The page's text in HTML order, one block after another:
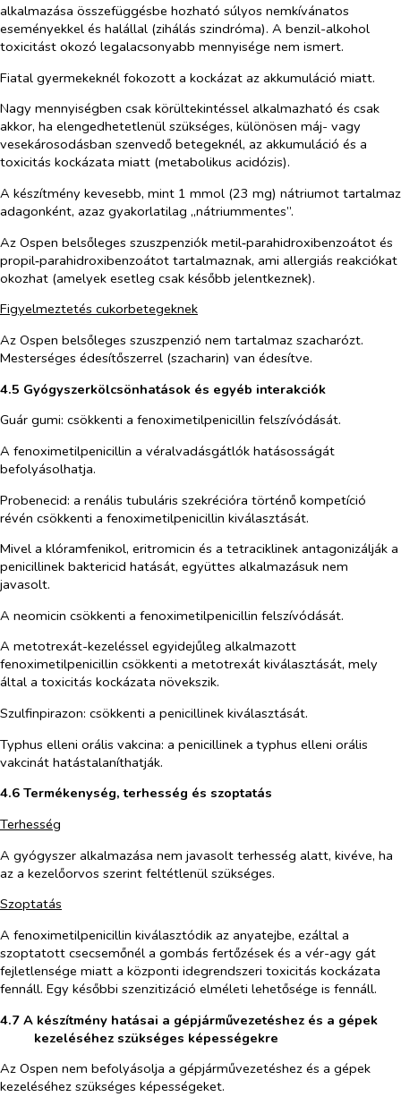
alkalmazása összefüggésbe hozható súlyos nemkívánatos
eseményekkel és halállal (zihálás szindróma). A benzil-alkohol
toxicitást okozó legalacsonyabb mennyisége nem ismert.
Fiatal gyermekeknél fokozott a kockázat az akkumuláció miatt.
Nagy mennyiségben csak körültekintéssel alkalmazható és csak
akkor, ha elengedhetetlenül szükséges, különösen máj- vagy
vesekárosodásban szenvedő betegeknél, az akkumuláció és a
toxicitás kockázata miatt (metabolikus acidózis).
A készítmény kevesebb, mint 1 mmol (23 mg) nátriumot tartalmaz
adagonként, azaz gyakorlatilag „nátriummentes”.
Az Ospen belsőleges szuszpenziók metil‑parahidroxibenzoátot és
propil‑parahidroxibenzoátot tartalmaznak, ami allergiás reakciókat
okozhat (amelyek esetleg csak később jelentkeznek).
Figyelmeztetés cukorbetegeknek
Az Ospen belsőleges szuszpenzió nem tartalmaz szacharózt.
Mesterséges édesítőszerrel (szacharin) van édesítve.
4.5 Gyógyszerkölcsönhatások és egyéb interakciók
Guár gumi: csökkenti a fenoximetilpenicillin felszívódását.
A fenoximetilpenicillin a véralvadásgátlók hatásosságát
befolyásolhatja.
Probenecid: a renális tubuláris szekrécióra történő kompetíció
révén csökkenti a fenoximetilpenicillin kiválasztását.
Mivel a klóramfenikol, eritromicin és a tetraciklinek antagonizálják a
penicillinek baktericid hatását, együttes alkalmazásuk nem
javasolt.
A neomicin csökkenti a fenoximetilpenicillin felszívódását.
A metotrexát-kezeléssel egyidejűleg alkalmazott
fenoximetilpenicillin csökkenti a metotrexát kiválasztását, mely
által a toxicitás kockázata növekszik.
Szulfinpirazon: csökkenti a penicillinek kiválasztását.
Typhus elleni orális vakcina: a penicillinek a typhus elleni orális
vakcinát hatástalaníthatják.
4.6 Termékenység, terhesség és szoptatás
Terhesség
A gyógyszer alkalmazása nem javasolt terhesség alatt, kivéve, ha
az a kezelőorvos szerint feltétlenül szükséges.
Szoptatás
A fenoximetilpenicillin kiválasztódik az anyatejbe, ezáltal a
szoptatott csecsemőnél a gombás fertőzések és a vér-agy gát
fejletlensége miatt a központi idegrendszeri toxicitás kockázata
fennáll. Egy későbbi szenzitizáció elméleti lehetősége is fennáll.
4.7 A készítmény hatásai a gépjárművezetéshez és a gépek
kezeléséhez szükséges képességekre
Az Ospen nem befolyásolja a gépjárművezetéshez és a gépek
kezeléséhez szükséges képességeket.